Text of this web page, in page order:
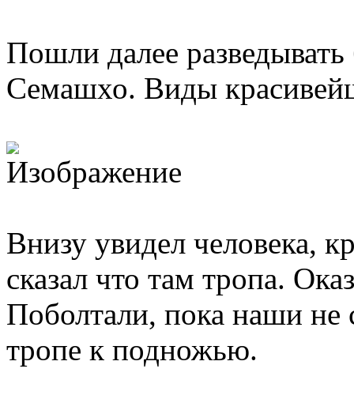
Пошли далее
Семашхо. Виды
Внизу увидел человека,
сказал что там тропа.
Поболтали, пока наши
тропе к подножью.